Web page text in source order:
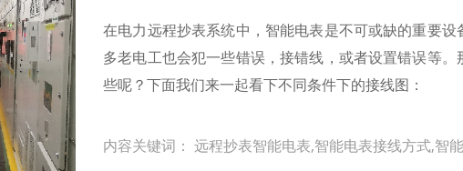
在电力远程抄表系统中，智能电表是不可或缺的重要
多老电工也会犯一些错误，接错线，或者设置错误等
些呢？下面我们来一起看下不同条件下的接线图：
内容关键词： 远程抄表智能电表,智能电表接线方式,智